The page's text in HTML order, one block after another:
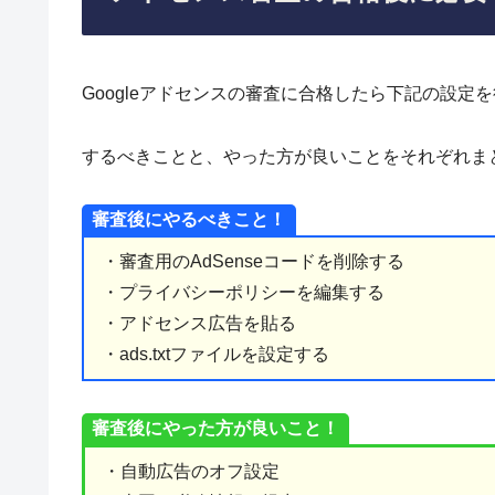
Googleアドセンスの審査に合格したら下記の設定
するべきことと、やった方が良いことをそれぞれま
審査後にやるべきこと！
・審査用のAdSenseコードを削除する
・プライバシーポリシーを編集する
・アドセンス広告を貼る
・ads.txtファイルを設定する
審査後にやった方が良いこと！
・自動広告のオフ設定